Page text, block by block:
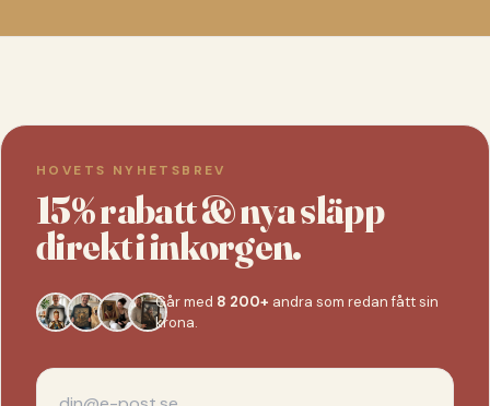
HOVETS NYHETSBREV
15% rabatt & nya släpp
direkt i inkorgen.
Går med 8 200+ andra som redan fått sin
krona.